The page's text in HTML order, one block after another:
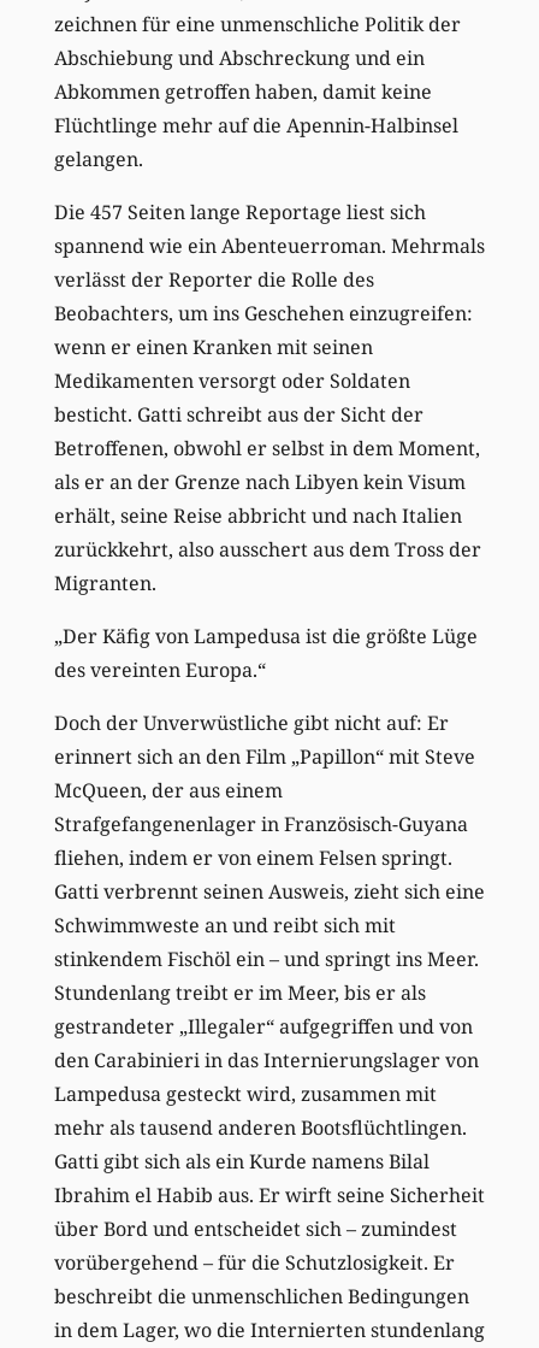
zeichnen für eine unmenschliche Politik der
Abschiebung und Abschreckung und ein
Abkommen getroffen haben, damit keine
Flüchtlinge mehr auf die Apennin-Halbinsel
gelangen.
Die 457 Seiten lange Reportage liest sich
spannend wie ein Abenteuerroman. Mehrmals
verlässt der Reporter die Rolle des
Beobachters, um ins Geschehen einzugreifen:
wenn er einen Kranken mit seinen
Medikamenten versorgt oder Soldaten
besticht. Gatti schreibt aus der Sicht der
Betroffenen, obwohl er selbst in dem Moment,
als er an der Grenze nach Libyen kein Visum
erhält, seine Reise abbricht und nach Italien
zurückkehrt, also ausschert aus dem Tross der
Migranten.
„Der Käfig von Lampedusa ist die größte Lüge
des vereinten Europa.“
Doch der Unverwüstliche gibt nicht auf: Er
erinnert sich an den Film „Papillon“ mit Steve
McQueen, der aus einem
Strafgefangenenlager in Französisch-Guyana
fliehen, indem er von einem Felsen springt.
Gatti verbrennt seinen Ausweis, zieht sich eine
Schwimmweste an und reibt sich mit
stinkendem Fischöl ein – und springt ins Meer.
Stundenlang treibt er im Meer, bis er als
gestrandeter „Illegaler“ aufgegriffen und von
den Carabinieri in das Internierungslager von
Lampedusa gesteckt wird, zusammen mit
mehr als tausend anderen Bootsflüchtlingen.
Gatti gibt sich als ein Kurde namens Bilal
Ibrahim el Habib aus. Er wirft seine Sicherheit
über Bord und entscheidet sich – zumindest
vorübergehend – für die Schutzlosigkeit. Er
beschreibt die unmenschlichen Bedingungen
in dem Lager, wo die Internierten stundenlang